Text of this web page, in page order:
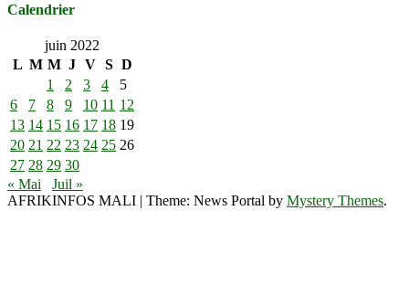
Calendrier
juin 2022
L M M J V S D
1
2 3 4
5
6
7 8 9 10 11 12
13 14 15 16 17 18 19
20 21 22 23 24 25 26
27 28 29 30
« Mai
Juil »
AFRIKINFOS MALI | Theme: News Portal by Mystery Themes.